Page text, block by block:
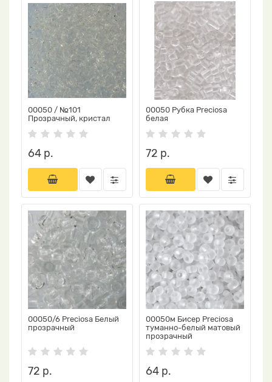
00050 / №101
Прозрачный, кристал
64 р.
00050 Рубка Preciosa
белая
72 р.
00050/6 Preciosa Белый
прозрачный
72 р.
00050м Бисер Preciosa
туманно-белый матовый
прозрачный
64 р.